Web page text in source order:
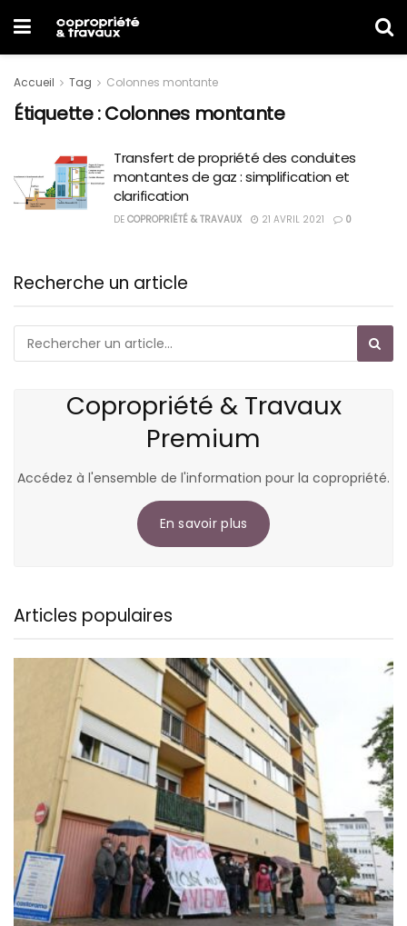
Accueil Tag Colonnes montante
Étiquette :Colonnes montante
Transfert de propriété des conduites
montantes de gaz : simplification et
clarification
DE COPROPRIÉTÉ & TRAVAUX 21 AVRIL 2021 0
Recherche un article
Copropriété & Travaux
Premium
Accédez à l'ensemble de l'information pour la copropriété.
En savoir plus
Articles populaires